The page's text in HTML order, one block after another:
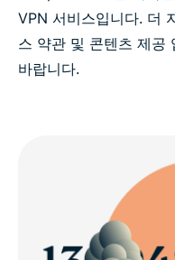
VPN 서비스입니다. 더
스 약관 및 콘텐츠 제공
바랍니다.